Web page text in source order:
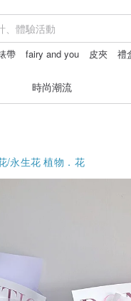
帶 fairy and you 皮夾 禮
時尚潮流
/永生花 植物．花